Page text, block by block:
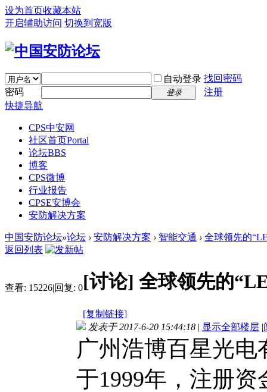
设为首页收藏本站
开启辅助访问 切换到宽版
自动登录 找回密码
密码
登录
注册
快捷导航
CPS中安网
社区首页Portal
论坛BBS
博客
CPS微博
行业报告
CPSE安博会
安防解决方案
中国安防论坛»论坛 › 安防解决方案 › 智能交通 › 全球领先的
返回列表
查看: 15226|回复: 0[讨论] 全球领先的
[复制链接]
发表于 2017-6-20 15:44:18 | 显示全部楼层 |
广州浩博百星光
于1999年，注册